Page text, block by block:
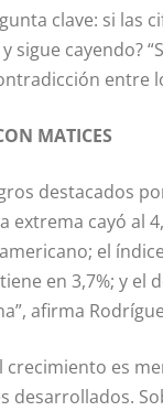
clave: si las
sigue cayendo?
entre
MATICES
destacados
extrema cayó al
el
en 3,7%; y el
afirma
crecimiento es
desarrollados.